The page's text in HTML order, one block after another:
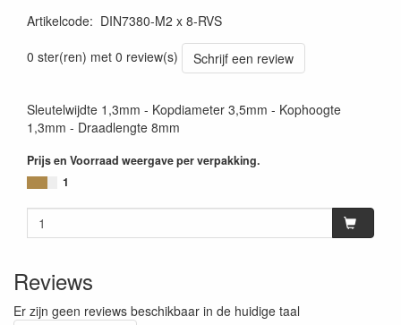
Artikelcode: DIN7380-M2 x 8-RVS
0 ster(ren) met 0 review(s)
Schrijf een review
Sleutelwijdte 1,3mm - Kopdiameter 3,5mm - Kophoogte
1,3mm - Draadlengte 8mm
Prijs en Voorraad weergave per verpakking.
1
Reviews
Er zijn geen reviews beschikbaar in de huidige taal